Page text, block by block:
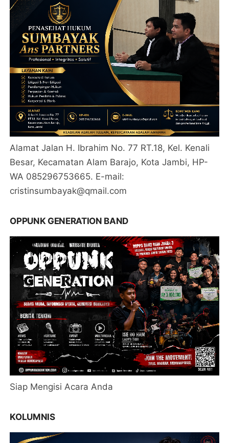
Alamat Jalan H. Ibrahim No. 77 RT.18, Kel. Kenali
Besar, Kecamatan Alam Barajo, Kota Jambi, HP-
WA 085296753665. E-mail:
cristinsumbayak@qmail.com
OPPUNK GENERATION BAND
Siap Mengisi Acara Anda
KOLUMNIS